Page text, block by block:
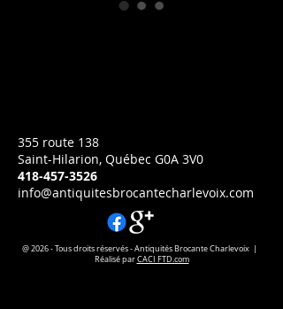
355 route 138
Saint-Hilarion, Québec G0A 3V0
418-457-3526
info@antiquitesbrocantecharlevoix.com
@ 2026 - Tous droits réservés - Antiquités Brocante Charlevoix |
Réalisé parCACI FTD.com